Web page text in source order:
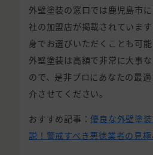
外壁塗装の窓口では鹿児島市
社の加盟店が掲載されていま
身でお選びいただくことも可能
外壁塗装は高額で非常に大事
ので、是非プロにあなたの最
介させてください。
おすすめ記事：優良な外壁塗
説！警戒すべき悪徳業者の見